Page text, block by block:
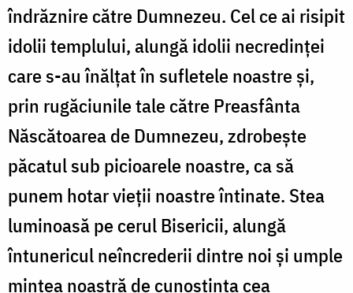
îndrăznire către Dumnezeu. Cel ce ai risipit
idolii templului, alungă idolii necredinței
care s-au înălțat în sufletele noastre și,
prin rugăciunile tale către Preasfânta
Născătoarea de Dumnezeu, zdrobește
păcatul sub picioarele noastre, ca să
punem hotar vieții noastre întinate. Stea
luminoasă pe cerul Bisericii, alungă
întunericul neîncrederii dintre noi și umple
mintea noastră de cunoștința cea